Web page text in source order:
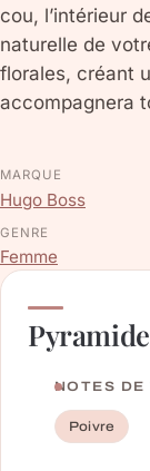
cou, l’intérieur
naturelle de
florales, créant
accompagnera
MARQUE
Hugo Boss
GENRE
Femme
NOTES DE
Poivre